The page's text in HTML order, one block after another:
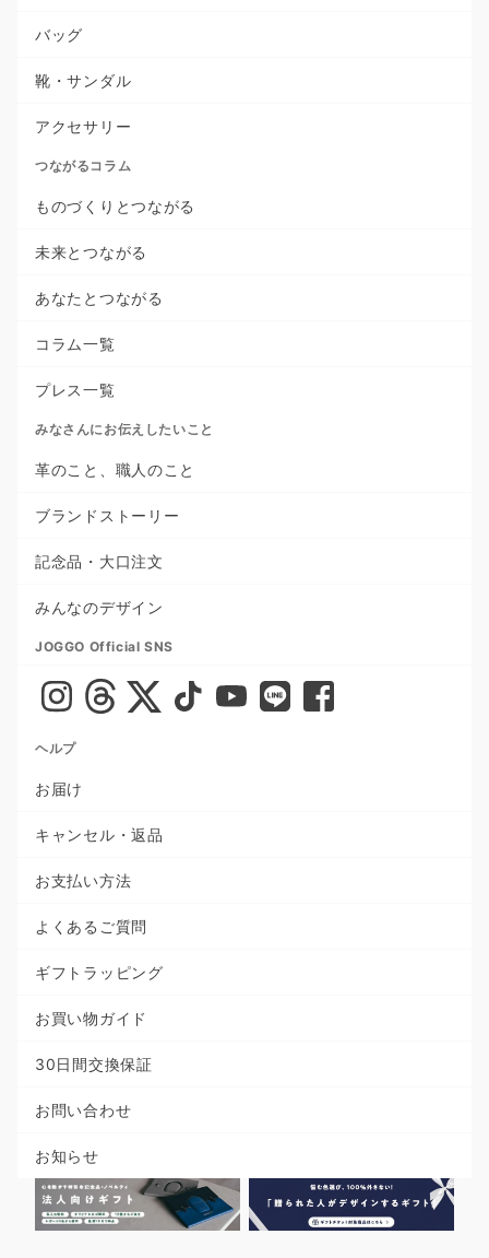
バッグ
靴・サンダル
アクセサリー
つながるコラム
ものづくりとつながる
未来とつながる
あなたとつながる
コラム一覧
プレス一覧
みなさんにお伝えしたいこと
革のこと、職人のこと
ブランドストーリー
記念品・大口注文
みんなのデザイン
JOGGO Official SNS
ヘルプ
お届け
キャンセル・返品
お支払い方法
よくあるご質問
ギフトラッピング
お買い物ガイド
30日間交換保証
お問い合わせ
お知らせ